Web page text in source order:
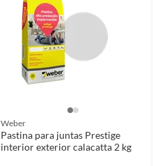
Weber
Pastina para juntas Prestige
interior exterior calacatta 2 kg